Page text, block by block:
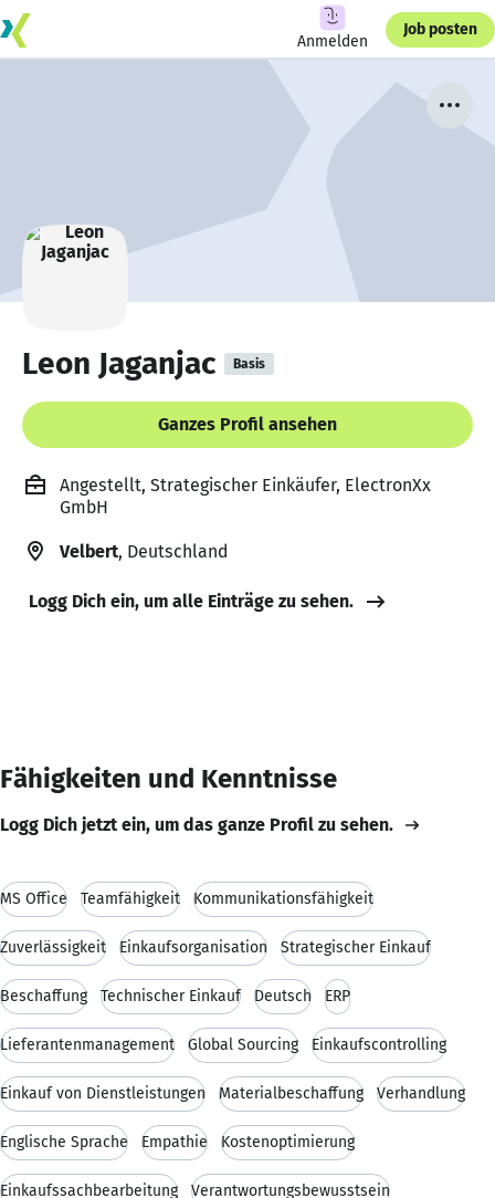
Anmelden
Job posten
Leon Jaganjac Basis
Ganzes Profil ansehen
Angestellt, Strategischer Einkäufer, ElectronXx
GmbH
Velbert, Deutschland
Logg Dich ein, um alle Einträge zu sehen.
Fähigkeiten und Kenntnisse
Logg Dich jetzt ein, um das ganze Profil zu sehen.
MS Office Teamfähigkeit Kommunikationsfähigkeit
Zuverlässigkeit Einkaufsorganisation Strategischer Einkauf
Beschaffung Technischer Einkauf Deutsch ERP
Lieferantenmanagement Global Sourcing Einkaufscontrolling
Einkauf von Dienstleistungen Materialbeschaffung Verhandlung
Englische Sprache Empathie Kostenoptimierung
Einkaufssachbearbeitung Verantwortungsbewusstsein